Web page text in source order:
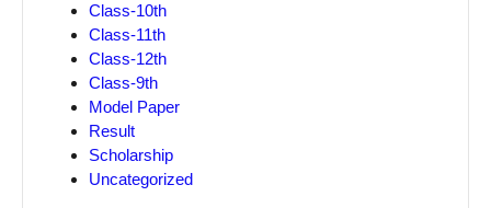
Class-10th
Class-11th
Class-12th
Class-9th
Model Paper
Result
Scholarship
Uncategorized